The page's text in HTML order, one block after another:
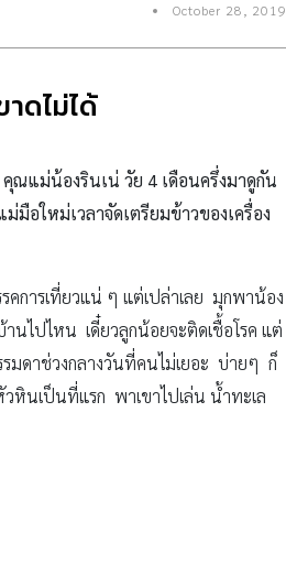
October 28, 2019
ดไม่ได้
ณแม่น้องรินเน่ วัย 4 เดือนครึ่งมาดูกัน
อใหม่เวลาจัดเตรียมข้าวของเครื่อง
คการเที่ยวแน่ ๆ แต่เปล่าเลย มุกพาน้อง
นไปไหน เดี๋ยวลูกน้อยจะติดเชื้อโรค แต่
รมดาช่วงกลางวันที่คนไม่เยอะ บ่ายๆ ก็
หินเป็นที่แรก พาเขาไปเล่น น้ำทะเล